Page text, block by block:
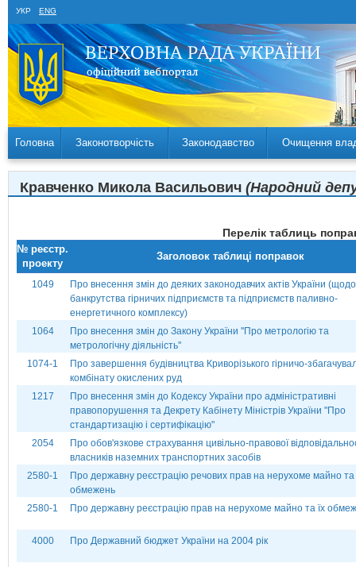
УКР ENG
Головна Законотворчість Законодавство Очищення
Кравченко Микола Васильович (Народний
Перелік таблиць
№ реєстр.
проекту
Заголовок таблиці поправок
1049
Про внесення змін до деяких законодавчих актів України (щодо
банкрутства гірничих підприємств та підприємств паливно-
енергетичного комплексу)
1064
Про внесення змін до Закону України ''Про метрологію та
метрологічну діяльність''
1074-1
Про завершення будівництва Криворізького гірничо-
комбінату окислених руд
1217
Про внесення змін до Кодексу України про адміністративні
правопорушення та Декрету Кабінету Міністрів України "Про
стандартизацію і сертифікацію"
2054
Про обов'язкове страхування цивільно-правової
власників наземних транспортних засобів
2580-1
Про державну реєстрацію речових прав на нерухоме майно та
обмежень
2580-1
Про державну реєстрацію прав на нерухоме майно та їх
4000 Про Державний бюджет України на 2004 рік